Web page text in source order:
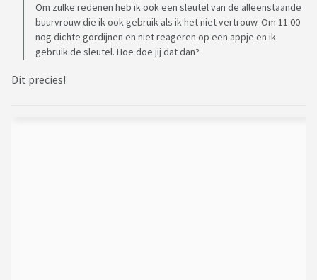
Om zulke redenen heb ik ook een sleutel van de alleenstaande
buurvrouw die ik ook gebruik als ik het niet vertrouw. Om 11.00
nog dichte gordijnen en niet reageren op een appje en ik
gebruik de sleutel. Hoe doe jij dat dan?
Dit precies!